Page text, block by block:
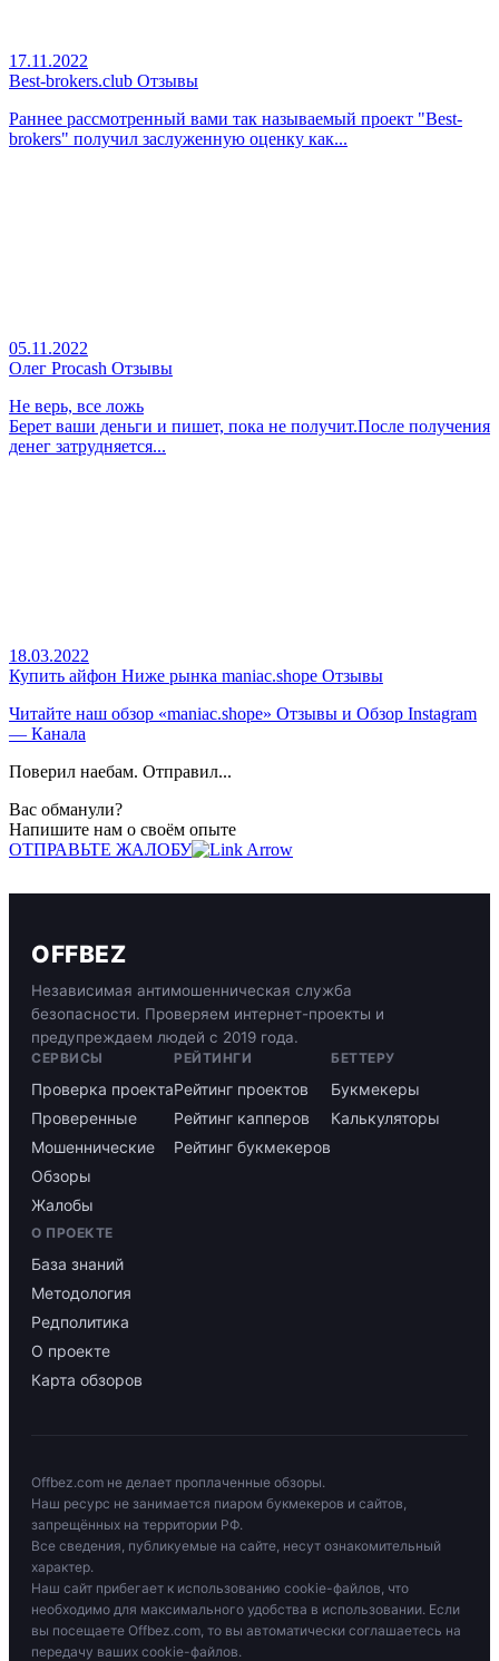
17.11.2022
Best-brokers.club Отзывы
Раннее рассмотренный вами так называемый проект "Best-
brokers" получил заслуженную оценку как...
05.11.2022
Олег Procash Отзывы
Не верь, все ложь
Берет ваши деньги и пишет, пока не получит.После получения
денег затрудняется...
18.03.2022
Купить айфон Ниже рынка maniac.shope Отзывы
Читайте наш обзор «maniac.shope» Отзывы и Обзор Instagram
— Канала
Поверил наебам. Отправил...
Вас обманули?
Напишите нам о своём опыте
ОТПРАВЬТЕ ЖАЛОБУ
OFFBEZ
Независимая антимошенническая служба
безопасности. Проверяем интернет-проекты и
предупреждаем людей с 2019 года.
СЕРВИСЫ
Проверка проекта
Проверенные
Мошеннические
Обзоры
Жалобы
РЕЙТИНГИ
Рейтинг проектов
Рейтинг капперов
Рейтинг букмекеров
БЕТТЕРУ
Букмекеры
Калькуляторы
О ПРОЕКТЕ
База знаний
Методология
Редполитика
О проекте
Карта обзоров
Offbez.com не делает проплаченные обзоры.
Наш ресурс не занимается пиаром букмекеров и сайтов,
запрещённых на территории РФ.
Все сведения, публикуемые на сайте, несут ознакомительный
характер.
Наш сайт прибегает к использованию cookie-файлов, что
необходимо для максимального удобства в использовании. Если
вы посещаете Offbez.com, то вы автоматически соглашаетесь на
передачу ваших cookie-файлов.